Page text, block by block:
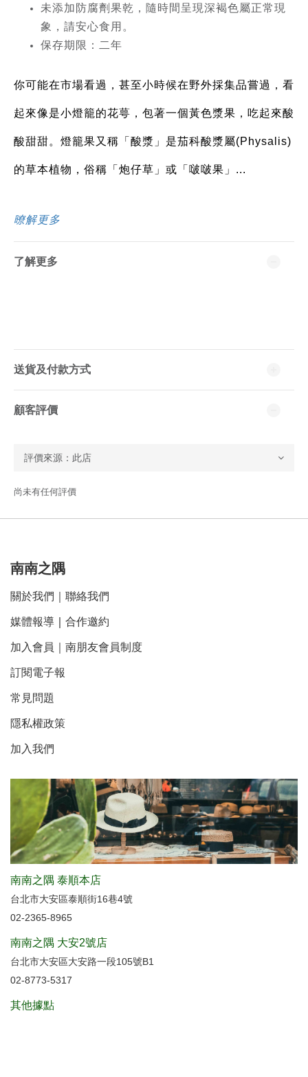
未添加防腐劑果乾，隨時間呈現深褐色屬正常現
象，請安心食用。
保存期限：二年
你可能在市場看過，甚至小時候在野外採集品嘗過，看
起來像是小燈籠的花萼，包著一個黃色漿果，吃起來酸
酸甜甜。燈籠果又稱「酸漿」是茄科酸漿屬(Physalis)
的草本植物，俗稱「炮仔草」或「啵啵果」...
暸解更多
了解更多
送貨及付款方式
顧客評價
尚未有任何評價
南南之隅
關於我們 聯絡我們
媒體報導 合作邀約
加入會員｜南朋友會員制度
訂閱電子報
常見問題
隱私權政策
加入我們
南南之隅 泰順本店
台北市大安區泰順街16巷4號
02-2365-8965
南南之隅 大安2號店
台北市大安區大安路一段105號B1
02-8773-5317
其他據點